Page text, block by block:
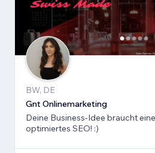
BW, DE
Gnt Onlinemarketing
Deine Business-Idee braucht
optimiertes SEO! :)